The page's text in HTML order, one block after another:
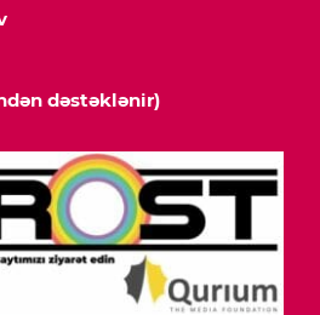
dəstəklənir)